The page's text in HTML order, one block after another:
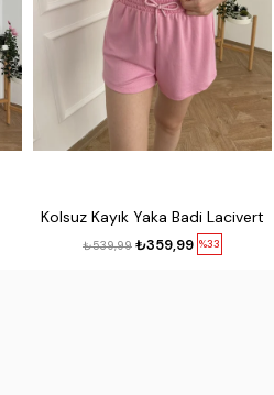
Kolsuz Kayık Yaka Badi Lacivert
%33
₺359,99
₺539,99